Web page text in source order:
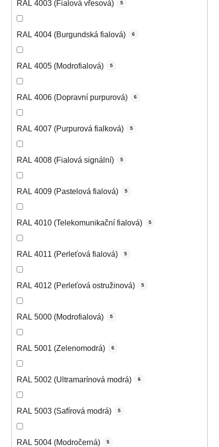
RAL 4003 (Fialová vřesová) 5
RAL 4004 (Burgundská fialová) 6
RAL 4005 (Modrofialová) 5
RAL 4006 (Dopravní purpurová) 6
RAL 4007 (Purpurová fialková) 5
RAL 4008 (Fialová signální) 5
RAL 4009 (Pastelová fialová) 5
RAL 4010 (Telekomunikační fialová) 5
RAL 4011 (Perleťová fialová) 5
RAL 4012 (Perleťová ostružinová) 5
RAL 5000 (Modrofialová) 5
RAL 5001 (Zelenomodrá) 6
RAL 5002 (Ultramarínová modrá) 6
RAL 5003 (Safírová modrá) 5
RAL 5004 (Modročerná) 5